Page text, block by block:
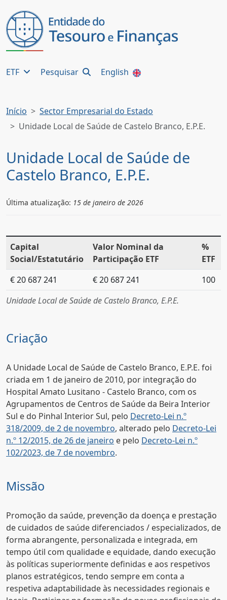
ETF Pesquisar English
Início
Sector Empresarial do Estado
Unidade Local de Saúde de Castelo Branco, E.P.E.
Unidade Local de Saúde de
Castelo Branco, E.P.E.
Última atualização: 15 de janeiro de 2026
Unidade Local de Saúde de Castelo Branco, E.P.E.
Capital
Social/Estatutário
Valor Nominal da
Participação ETF
%
ETF
€ 20 687 241
€ 20 687 241 100
Criação
A Unidade Local de Saúde de Castelo Branco, E.P.E. foi
criada em 1 de janeiro de 2010, por integração do
Hospital Amato Lusitano - Castelo Branco, com os
Agrupamentos de Centros de Saúde da Beira Interior
Sul e do Pinhal Interior Sul, pelo Decreto-Lei n.º
318/2009, de 2 de novembro, alterado pelo Decreto-Lei
n.º 12/2015, de 26 de janeiro e pelo Decreto-Lei n.º
102/2023, de 7 de novembro.
Missão
Promoção da saúde, prevenção da doença e prestação
de cuidados de saúde diferenciados / especializados, de
forma abrangente, personalizada e integrada, em
tempo útil com qualidade e equidade, dando execução
às políticas superiormente definidas e aos respetivos
planos estratégicos, tendo sempre em conta a
respetiva adaptabilidade às necessidades regionais e